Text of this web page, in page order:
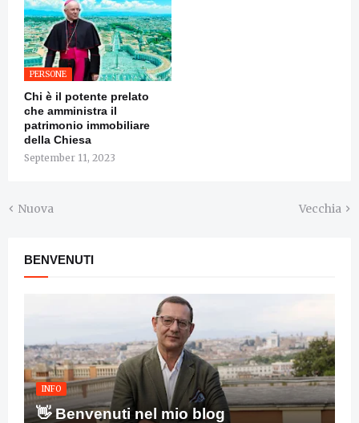
PERSONE
Chi è il potente prelato
che amministra il
patrimonio immobiliare
della Chiesa
September 11, 2023
Nuova Vecchia
BENVENUTI
INFO
👋 Benvenuti nel mio blog